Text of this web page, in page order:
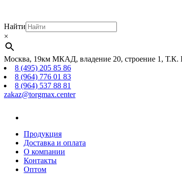
Найти
×
Москва, 19км МКАД, владение 20, строение 1,
8 (495) 205 85 86
8 (964) 776 01 83
8 (964) 537 88 81
zakaz@torgmax.center
Продукция
Доставка и оплата
О компании
Контакты
Оптом